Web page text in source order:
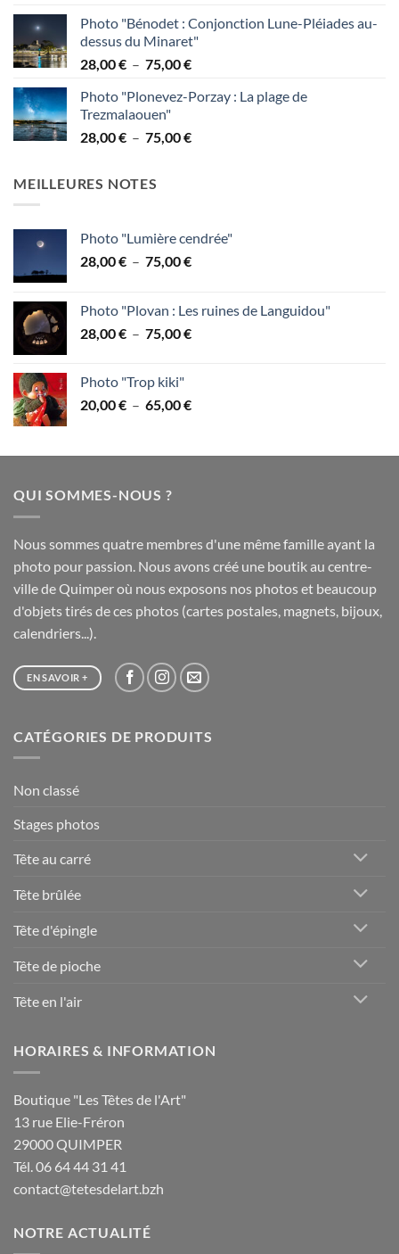
prix :
38,00 €
à
Photo "Bénodet : Conjonction Lune-Pléiades au-
dessus du Minaret"
28,00€ – 75,00€Plage
prix :
à
Photo "Plonevez-Porzay : La plage de
Trezmalaouen"
28,00€ – 75,00€Plage
75,00 €
MEILLEURES NOTES
Photo "Lumière cendrée"
28,00€ – 75,00€Plage
28,00 €
à
Photo "Plovan : Les ruines de Languidou"
28,00€ – 75,00€Plage
à
Photo "Trop kiki"
20,00€ – 65,00€Plage
20,00 €
QUI SOMMES-NOUS ?
Nous sommes quatre membres d'une même famille ayant la
photo pour passion. Nous avons créé une boutik au centre-
ville de Quimper où nous exposons nos photos et beaucoup
d'objets tirés de ces photos (cartes postales, magnets, bijoux,
calendriers...).
EN SAVOIR +
CATÉGORIES DE PRODUITS
Non classé
Stages photos
Tête au carré
Tête brûlée
Tête d'épingle
Tête de pioche
Tête en l'air
HORAIRES & INFORMATION
Boutique "Les Têtes de l'Art"
13 rue Elie-Fréron
29000 QUIMPER
Tél. 06 64 44 31 41
contact@tetesdelart.bzh
NOTRE ACTUALITÉ